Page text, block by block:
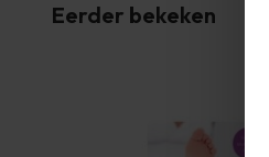
Eerder bekeken